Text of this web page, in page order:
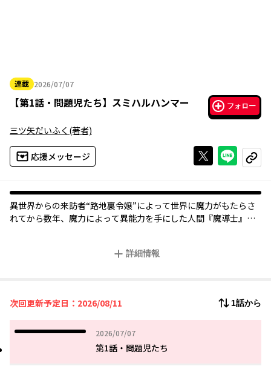
連載 2026/07/07
2026年07月07日
【第1話・問題児たち】 スミハルハンマー フォロー
三ツ矢だいふく (著者)
応援メッセージ Xで投稿する
ライン
コピー
異世界からの来訪者“路地裏令嬢”によって世界に魔力がもたらさ
れてから数年、魔力によって異能力を手にした人間『魔導士』に
OF MAGIC』に入社した一般人・兜守錬(かぶともり れん)は、これ
詳細情報
次回更新予定日：2026/08/11 1話から
2026/07/07
2026年07月07日
第1話・問題児たち